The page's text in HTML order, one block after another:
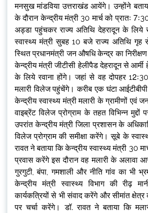
मनसुख मांडविया उत्तराखंड आयेंगे। उन्होंने
के दौरान केन्द्रीय मंत्री 30 मार्च को प्रातः
अड्डा पहुंचकर राज्य अतिथि देहरादून के लिये
स्वास्थ्य मंत्री सुबह 10 बजे राज्य अतिथि
स्थित प्रधानमंत्री जन औषधि केन्द्र का
केन्द्रीय मंत्री जीटीसी हेलीपैड देहरादून से आर्मी
के लिये रवाना होंगे। जहां से वह दोपहर
मलारी विलेज पहुंचेंगे। करीब एक घंटा
केन्द्रीय स्वास्थ्य मंत्री मलारी के ग्रामीणों एवं
वाइब्रेंट विलेज प्रोग्राम के तहत विभिन्न
उपरांत केन्द्रीय मंत्री जिला प्रशासन के
विलेज प्रोग्राम की समीक्षा करेंगे। सूबे के
रावत ने बताया कि केन्द्रीय स्वास्थ्य मंत्री 30
प्रवास करेंगे इस दौरान वह मलारी के अलावा
गुरगुटी, बंपा, गमशाली और नीति गांव का भी
केन्द्रीय मंत्री स्वास्थ्य विभाग की रीढ़
कार्यकत्रियों से भी संवाद करेंगे और सीमांत
पर चर्चा करेंगे। डॉ. रावत ने बताया कि